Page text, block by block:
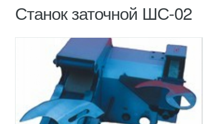
заточной ШС-02
Станок заточной ШС-02